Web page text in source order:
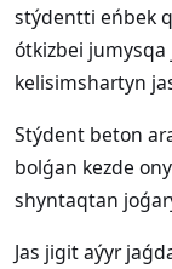
stýdentti eńbek
ótkizbei
kelisimshartyn
Stýdent beton
bolǵan kezde
shyntaqtan
Jas jigit aýyr